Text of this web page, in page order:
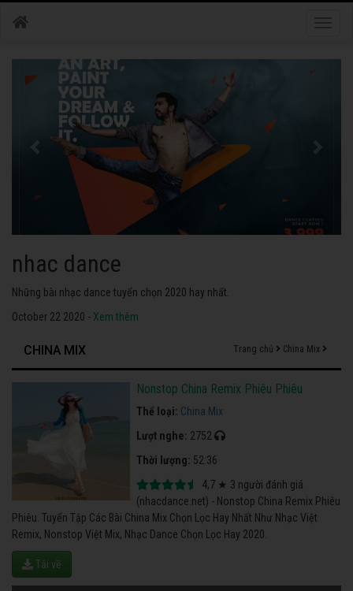
nhac dance
Những bài nhạc dance tuyển chọn 2020 hay nhất.
October 22 2020 - Xem thêm
CHINA MIX Trang chủ China Mix
Nonstop China Remix Phiêu Phiêu
Thể loại: China Mix
Lượt nghe: 2752
Thời lượng: 52:36
4,7 ★ 3 người đánh giá
(nhacdance.net) - Nonstop China Remix Phiêu
Phiêu. Tuyển Tập Các Bài China Mix Chọn Lọc Hay Nhất Như Nhạc Việt
Remix, Nonstop Việt Mix, Nhạc Dance Chọn Lọc Hay 2020.
Tải về